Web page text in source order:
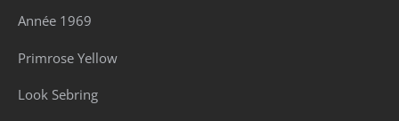
Année 1969
Primrose Yellow
Look Sebring